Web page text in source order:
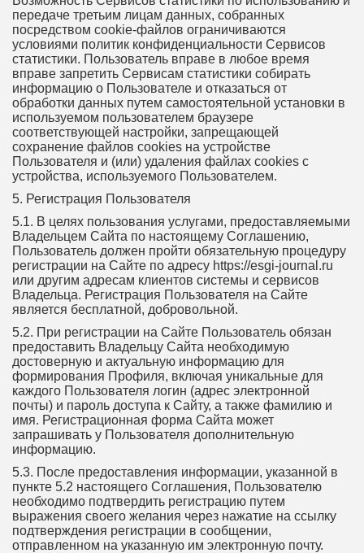
передаче третьим лицам данных, собранных
посредством cookie-файлов ограничиваются
условиями политик конфиденциальности Сервисов
статистики. Пользователь вправе в любое время
вправе запретить Сервисам статистики собирать
информацию о Пользователе и отказаться от
обработки данных путем самостоятельной установки в
используемом пользователем браузере
соответствующей настройки, запрещающей
сохранение файлов cookies на устройстве
Пользователя и (или) удаления файлах cookies с
устройства, используемого Пользователем.
5. Регистрация Пользователя
5.1. В целях пользования услугами, предоставляемыми
Владельцем Сайта по настоящему Соглашению,
Пользователь должен пройти обязательную процедуру
регистрации на Сайте по адресу https://esgi-journal.ru
или другим адресам клиентов системы и сервисов
Владельца. Регистрация Пользователя на Сайте
является бесплатной, добровольной.
5.2. При регистрации на Сайте Пользователь обязан
предоставить Владельцу Сайта необходимую
достоверную и актуальную информацию для
формирования Профиля, включая уникальные для
каждого Пользователя логин (адрес электронной
почты) и пароль доступа к Сайту, а также фамилию и
имя. Регистрационная форма Сайта может
запрашивать у Пользователя дополнительную
информацию.
5.3. После предоставления информации, указанной в
пункте 5.2 настоящего Соглашения, Пользователю
необходимо подтвердить регистрацию путем
выражения своего желания через нажатие на ссылку
подтверждения регистрации в сообщении,
отправленном на указанную им электронную почту.